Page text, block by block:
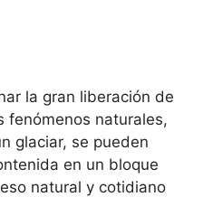
la gran liberación de
fenómenos naturales,
glaciar, se pueden
en un bloque
natural y cotidiano